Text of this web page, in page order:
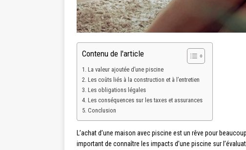
Contenu de l'article
La valeur ajoutée d’une piscine
Les coûts liés à la construction et à l’entretien
Les obligations légales
Les conséquences sur les taxes et assurances
Conclusion
L’achat d’une maison avec piscine est un rêve pour
important de connaître les impacts d’une piscine sur